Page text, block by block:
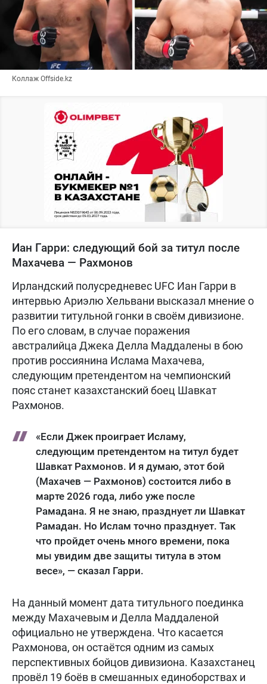
Коллаж Offside.kz
Иан Гарри: следующий бой за титул после
Махачева — Рахмонов
Ирландский полусредневес UFC Иан Гарри в
интервью Ариэлю Хельвани высказал мнение о
развитии титульной гонки в своём дивизионе.
По его словам, в случае поражения
австралийца Джека Делла Маддалены в бою
против россиянина Ислама Махачева,
следующим претендентом на чемпионский
пояс станет казахстанский боец Шавкат
Рахмонов.
«Если Джек проиграет Исламу,
следующим претендентом на титул будет
Шавкат Рахмонов. И я думаю, этот бой
(Махачев — Рахмонов) состоится либо в
марте 2026 года, либо уже после
Рамадана. Я не знаю, празднует ли Шавкат
Рамадан. Но Ислам точно празднует. Так
что пройдет очень много времени, пока
мы увидим две защиты титула в этом
весе», — сказал Гарри.
На данный момент дата титульного поединка
между Махачевым и Делла Маддаленой
официально не утверждена. Что касается
Рахмонова, он остаётся одним из самых
перспективных бойцов дивизиона. Казахстанец
провёл 19 боёв в смешанных единоборствах и